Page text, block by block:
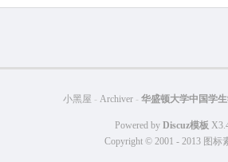
小黑屋 - Archiver - 华盛顿大学中国学
Powered by Discuz模板
Copyright © 2001 - 2013 图标